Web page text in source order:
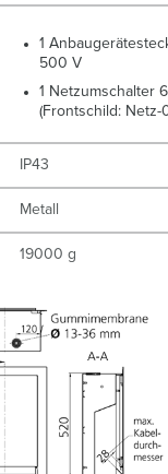
1
500 V
1 Netzumschalter
(Frontschild: Netz-
IP43
Metall
19000 g